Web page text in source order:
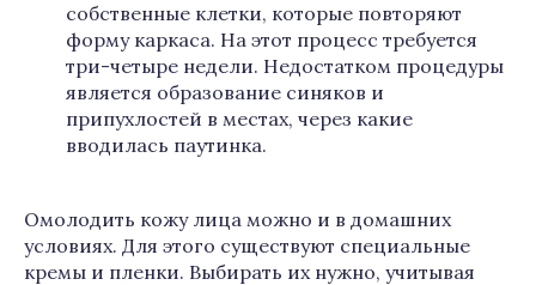
собственные клетки, которые повторяют
форму каркаса. На этот процесс требуется
три-четыре недели. Недостатком процедуры
является образование синяков и
припухлостей в местах, через какие
вводилась паутинка.
Омолодить кожу лица можно и в домашних
условиях. Для этого существуют специальные
кремы и пленки. Выбирать их нужно, учитывая